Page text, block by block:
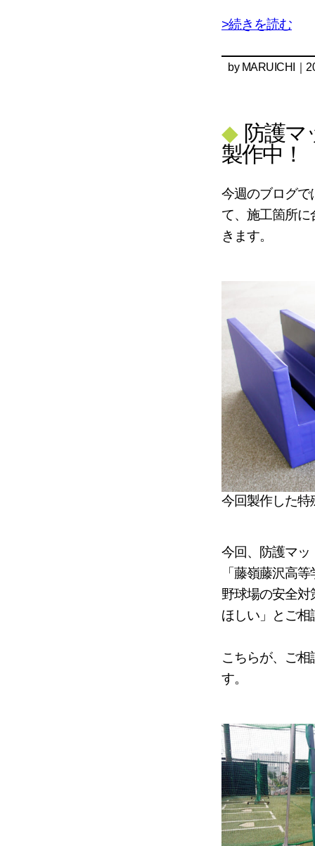
>続きを読む
by MARUICHI ｜
◆ 防護
製作中！
今週のブログで
て、施工箇所
きます。
今回製作した特
今回、防護マッ
「藤嶺藤沢高
野球場の安全
ほしい」とご
こちらが、ご
す。